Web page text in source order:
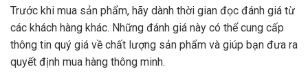
Trước khi mua sản phẩm, hãy dành thời gian đọc đánh giá từ
các khách hàng khác. Những đánh giá này có thể cung cấp
thông tin quý giá về chất lượng sản phẩm và giúp bạn đưa ra
quyết định mua hàng thông minh.